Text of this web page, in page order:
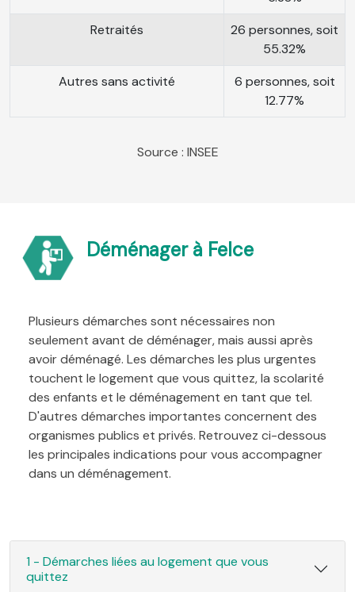
Retraités
26 personnes, soit
55.32%
Autres sans activité
6 personnes, soit
12.77%
Source : INSEE
Déménager à Felce
Plusieurs démarches sont nécessaires non
seulement avant de déménager, mais aussi après
avoir déménagé. Les démarches les plus urgentes
touchent le logement que vous quittez, la scolarité
des enfants et le déménagement en tant que tel.
D'autres démarches importantes concernent des
organismes publics et privés. Retrouvez ci-dessous
les principales indications pour vous accompagner
dans un déménagement.
1 - Démarches liées au logement que vous
quittez